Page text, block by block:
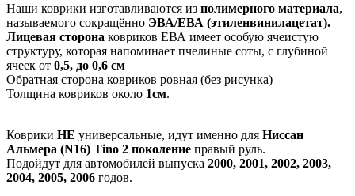
Наши коврики изготавливаются из полимерного материала,
называемого сокращённо ЭВА/ЕВА (этиленвинилацетат).
Лицевая сторона ковриков ЕВА имеет особую ячеистую
структуру, которая напоминает пчелиные соты, с глубиной
ячеек от 0,5, до 0,6 см
Обратная сторона ковриков ровная (без рисунка)
Толщина ковриков около 1см.
Коврики НЕ универсальные, идут именно для Ниссан
Альмера (N16) Tino 2 поколение правый руль.
Подойдут для автомобилей выпуска 2000, 2001, 2002, 2003,
2004, 2005, 2006 годов.